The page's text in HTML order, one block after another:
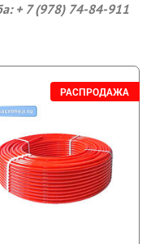
+ 7 (978) 74-84-911